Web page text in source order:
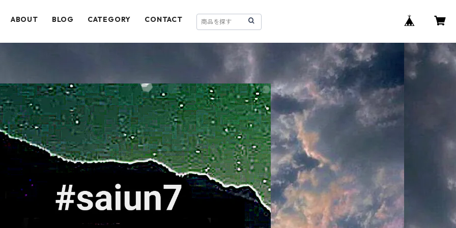
ABOUT BLOG CATEGORY CONTACT